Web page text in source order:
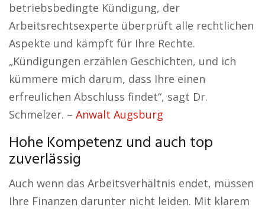
betriebsbedingte Kündigung, der
Arbeitsrechtsexperte überprüft alle rechtlichen
Aspekte und kämpft für Ihre Rechte.
„Kündigungen erzählen Geschichten, und ich
kümmere mich darum, dass Ihre einen
erfreulichen Abschluss findet“, sagt Dr.
Schmelzer. – Anwalt Augsburg
Hohe Kompetenz und auch top
zuverlässig
Auch wenn das Arbeitsverhältnis endet, müssen
Ihre Finanzen darunter nicht leiden. Mit klarem